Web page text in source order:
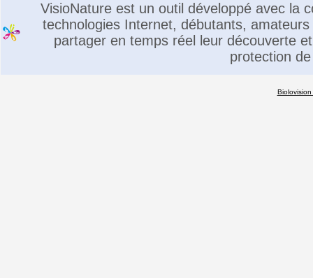
VisioNature est un outil développé avec la
technologies Internet, débutants,
partager en temps réel leur découverte
protection
Biolovision